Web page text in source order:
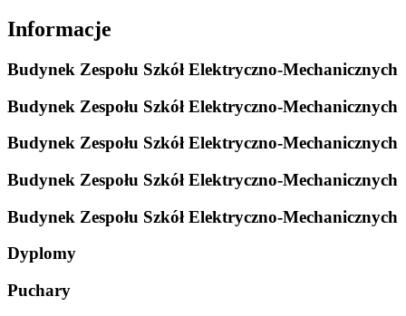
Informacje
Budynek Zespołu Szkół Elektryczno-Mechanicznych
Budynek Zespołu Szkół Elektryczno-Mechanicznych
Budynek Zespołu Szkół Elektryczno-Mechanicznych
Budynek Zespołu Szkół Elektryczno-Mechanicznych
Budynek Zespołu Szkół Elektryczno-Mechanicznych
Dyplomy
Puchary